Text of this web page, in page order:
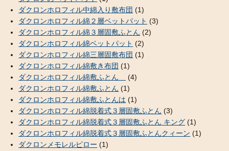
ダクロンホロフィル中綿入り敷布団 (1)
ダクロンホロフィル綿２層ベットパット (3)
ダクロンホロフィル綿３層固敷ふとん (2)
ダクロンホロフィル綿ベットパット (2)
ダクロンホロフィル綿三層固敷布団 (1)
ダクロンホロフィル綿敷き布団 (1)
ダクロンホロフィル綿敷ふとん
(4)
ダクロンホロフィル綿敷ふとん (1)
ダクロンホロフィル綿敷ふとんは (1)
ダクロンホロフィル綿脱着式３層固敷ふとん (3)
ダクロンホロフィル綿脱着式３層固敷ふとん キング (1)
ダクロンホロフィル綿脱着式３層固敷ふとんクィーン (1)
ダクロンメモレルピロー (1)